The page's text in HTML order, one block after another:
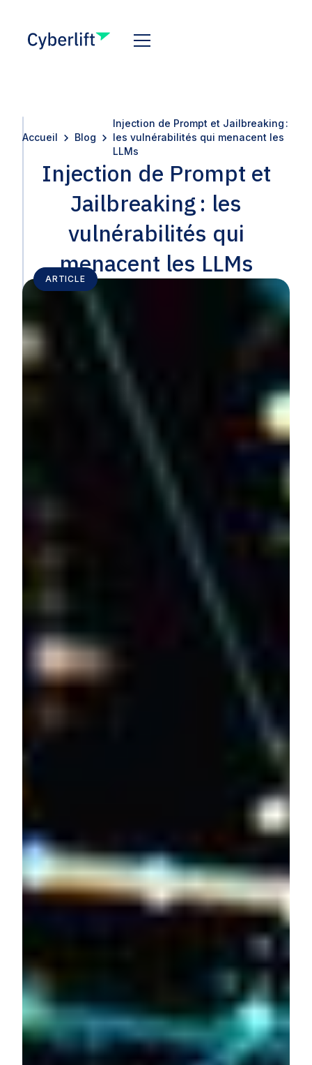
Accueil Blog
Injection de Prompt et Jailbreaking :
les vulnérabilités qui menacent les
LLMs
Injection de Prompt et
Jailbreaking : les
vulnérabilités qui
menacent les LLMs
ARTICLE